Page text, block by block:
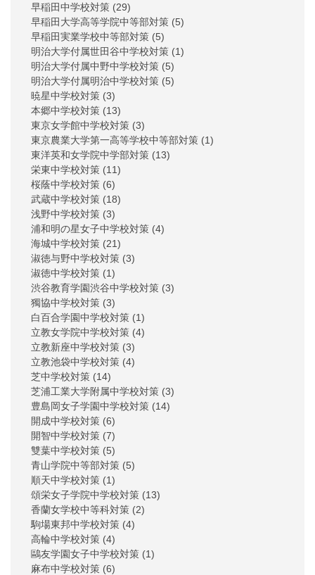
早稲田中学校対策 (29)
早稲田大学高等学院中等部対策 (5)
早稲田実業学校中等部対策 (5)
明治大学付属世田谷中学校対策 (1)
明治大学付属中野中学校対策 (5)
明治大学付属明治中学校対策 (5)
暁星中学校対策 (3)
本郷中学校対策 (13)
東京女学館中学校対策 (3)
東京農業大学第一高等学校中等部対策 (1)
東洋英和女学院中学部対策 (13)
栄東中学校対策 (11)
桜蔭中学校対策 (6)
武蔵中学校対策 (18)
浅野中学校対策 (3)
浦和明の星女子中学校対策 (4)
海城中学校対策 (21)
淑徳与野中学校対策 (3)
淑徳中学校対策 (1)
渋谷教育学園渋谷中学校対策 (3)
獨協中学校対策 (3)
白百合学園中学校対策 (1)
立教女学院中学校対策 (4)
立教新座中学校対策 (3)
立教池袋中学校対策 (4)
芝中学校対策 (14)
芝浦工業大学附属中学校対策 (3)
豊島岡女子学園中学校対策 (14)
開成中学校対策 (6)
開智中学校対策 (7)
雙葉中学校対策 (5)
青山学院中等部対策 (5)
順天中学校対策 (1)
頌栄女子学院中学校対策 (13)
香蘭女学校中等科対策 (2)
駒場東邦中学校対策 (4)
高輪中学校対策 (4)
鷗友学園女子中学校対策 (1)
麻布中学校対策 (6)